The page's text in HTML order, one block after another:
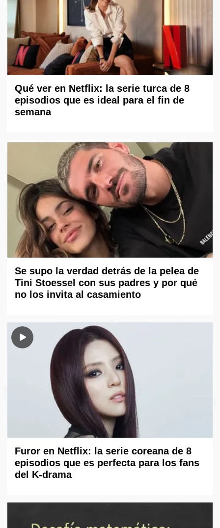
Qué ver en Netflix: la serie turca de 8
episodios que es ideal para el fin de
semana
Se supo la verdad detrás de la pelea de
Tini Stoessel con sus padres y por qué
no los invita al casamiento
Furor en Netflix: la serie coreana de 8
episodios que es perfecta para los fans
del K-drama